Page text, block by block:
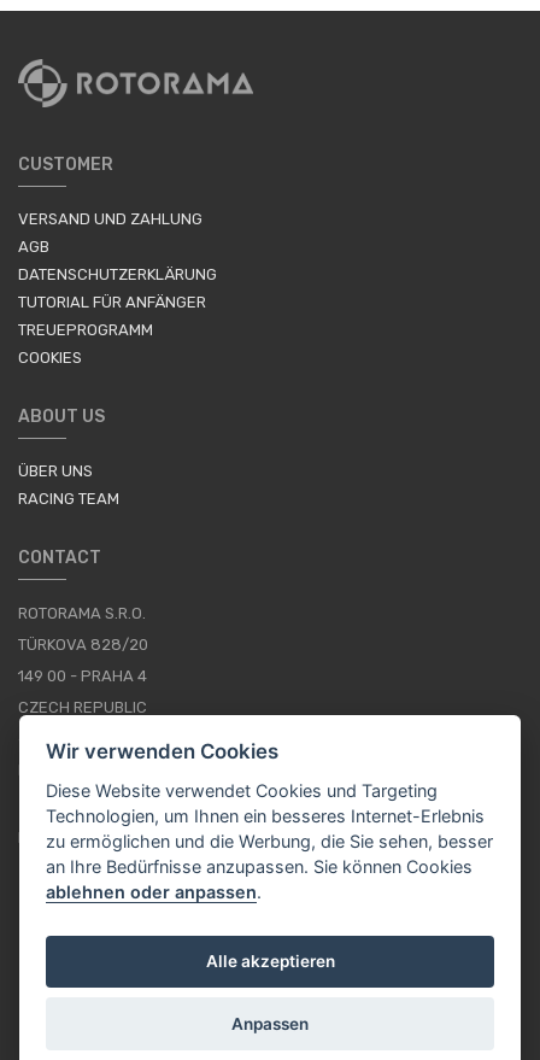
CUSTOMER
VERSAND UND ZAHLUNG
AGB
DATENSCHUTZERKLÄRUNG
TUTORIAL FÜR ANFÄNGER
TREUEPROGRAMM
COOKIES
ABOUT US
ÜBER UNS
RACING TEAM
CONTACT
ROTORAMA S.R.O.
TÜRKOVA 828/20
149 00 - PRAHA 4
CZECH REPUBLIC
+420 252 252 098
IMPRESSUM
Wir verwenden Cookies
Diese Website verwendet Cookies und Targeting
Technologien, um Ihnen ein besseres Internet-Erlebnis
zu ermöglichen und die Werbung, die Sie sehen, besser
an Ihre Bedürfnisse anzupassen. Sie können Cookies
ablehnen oder anpassen.
Alle akzeptieren
Anpassen